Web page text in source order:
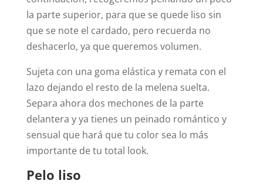
la parte superior, para que se quede liso sin
que se note el cardado, pero recuerda no
deshacerlo, ya que queremos volumen.
Sujeta con una goma elástica y remata con el
lazo dejando el resto de la melena suelta.
Separa ahora dos mechones de la parte
delantera y ya tienes un peinado romántico y
sensual que hará que tu color sea lo más
importante de tu total look.
Pelo liso